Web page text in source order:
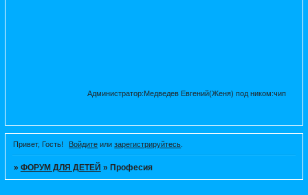
Администратор:Медведев Евгений(Женя) под ником:чип
Привет, Гость! Войдите илизарегистрируйтесь
» ФОРУМ ДЛЯ ДЕТЕЙ » Професия